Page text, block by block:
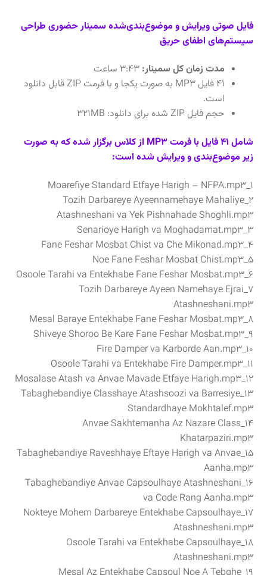
فایل صوتی ویرایش و موضوع‌بندی‌شده سمینار حضوری طراحی
سیستم‌های اطفای حریق
مدت زمان کل سمینار:
۴۱ فایل MP3 به صورت یکجا و با فرمت ZIP قابل دانلود
است.
حجم فایل ZIP شده برای دانلود: ۳۲۱MB
شامل ۴۱ فایل با فرمت MP3 از کلاس برگزار شده که به صورت
زیر موضوع‌بندی و ویرایش شده است:
۱_Moarefiye Standard Etfaye Harigh – NFPA.mp3
۲_Tozih Darbareye Ayeennamehaye Mahaliye
Atashneshani va Yek Pishnahade Shoghli.mp3
۳_Senarioye Harigh va Moghadamat.mp3
۴_Fane Feshar Mosbat Chist va Che Mikonad.mp3
۵_Noe Fane Feshar Mosbat Chist.mp3
۶_Osoole Tarahi va Entekhabe Fane Feshar Mosbat.mp3
۷_Tozih Darbareye Ayeen Namehaye Ejrai
Atashneshani.mp3
۸_Mesal Baraye Entekhabe Fane Feshar Mosbat.mp3
۹_Shiveye Shoroo Be Kare Fane Feshar Mosbat.mp3
۱۰_Fire Damper va Karborde Aan.mp3
۱۱_Osoole Tarahi va Entekhabe Fire Damper.mp3
۱۲_Mosalase Atash va Anvae Mavade Etfaye Harigh.mp3
۱۳_Tabaghebandiye Classhaye Atashsoozi va Barresiye
Standardhaye Mokhtalef.mp3
۱۴_Anvae Sakhtemanha Az Nazare Class
Khatarpaziri.mp3
۱۵_Tabaghebandiye Raveshhaye Eftaye Harigh va Anvae
Aanha.mp3
۱۶_Tabaghebandiye Anvae Capsoulhaye Atashneshani
va Code Rang Aanha.mp3
۱۷_Nokteye Mohem Darbareye Entekhabe Capsoulhaye
Atashneshani.mp3
۱۸_Osoole Tarahi va Entekhabe Capsoulhaye
Atashneshani.mp3